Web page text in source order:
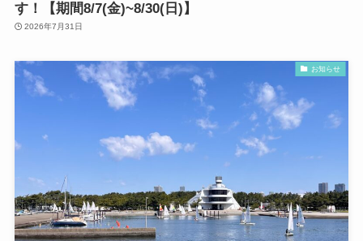
す！【期間8/7(金)~8/30(日)】
2026年7月31日
お知らせ